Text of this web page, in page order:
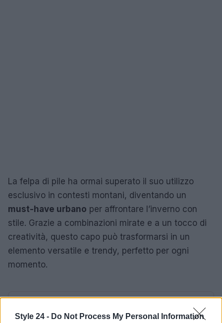
Style 24 - Do Not Process My Personal Information
La felpa di pile ha ormai superato il suo utilizzo
esclusivo in contesti montani, diventando un
must-have urbano per affrontare l’inverno con
stile. Grazie a combinazioni mirate e a un tocco di
creatività, questo capo può trasformarsi in un
elemento versatile e trendy, perfetto per ogni
momento.
Staff